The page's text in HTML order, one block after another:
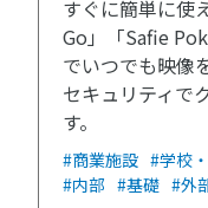
すぐに簡単に使
Go」「Safie
でいつでも映像
セキュリティで
す。
#商業施設 #学校
#内部 #基礎 #外